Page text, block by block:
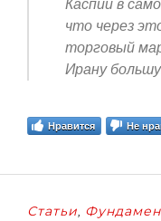
Каспии в
что через
торговый
Ирану
Нравится Не
Статьи,